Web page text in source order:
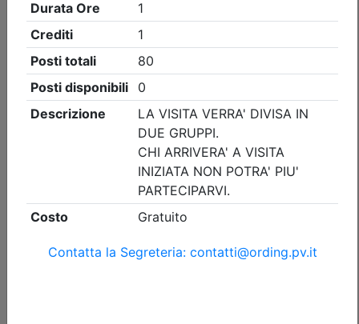
Ordine degli Ingegneri della provincia di Pavia
Volafenice Flying Museum - Visita
all’aeroporto e centro ricostruzione
Crediti:3 cfp
Durata:
Tipologia:visita guidata